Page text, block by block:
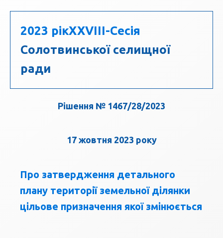
2023 рікХХVIII-Сесія
Солотвинської селищної
ради
Рішення № 1467/28/2023
17 жовтня 2023 року
Про затвердження детального
плану території земельної ділянки
цільове призначення якої змінюється